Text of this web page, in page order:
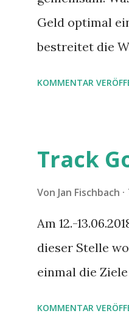
Geld optimal
bestreitet die
KOMMENTAR
Track
Von Jan Fischbach
Am 12.-
dieser Stelle
einmal die
KOMMENTAR